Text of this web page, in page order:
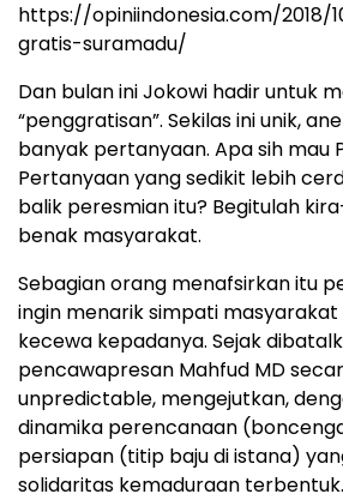
https://opiniindonesia.com/2018/
gratis-suramadu/
Dan bulan ini Jokowi hadir untuk
“penggratisan”. Sekilas ini unik,
banyak pertanyaan. Apa sih mau
Pertanyaan yang sedikit lebih
balik peresmian itu? Begitulah
benak masyarakat.
Sebagian orang menafsirkan itu
ingin menarik simpati
kecewa kepadanya. Sejak
pencawapresan Mahfud MD
unpredictable, mengejutkan,
dinamika perencanaan
persiapan (titip baju di istana)
solidaritas kemaduraan terbentuk.